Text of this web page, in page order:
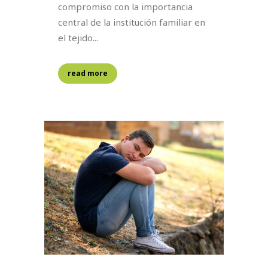
compromiso con la importancia
central de la institución familiar en
el tejido...
read more